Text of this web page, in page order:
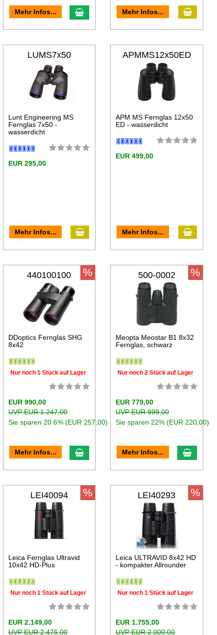
Mehr Infos... Mehr Infos...
LUMS7x50
Lunt Engineering MS
Fernglas 7x50 -
wasserdicht
EUR 295,00
Mehr Infos...
APMMS12x50ED
APM MS Fernglas 12x50
ED - wasserdicht
EUR 499,00
Mehr Infos...
440100100
DDoptics Fernglas SHG
8x42
Nur noch 1 Stück auf Lager
EUR 990,00
UVP EUR 1.247,00
Sie sparen 20.6% (EUR 257,00)
Mehr Infos...
% 500-0002
Meopta Meostar B1 8x32
Fernglas, schwarz
Nur noch 2 Stück auf Lager
EUR 779,00
UVP EUR 999,00
Sie sparen 22% (EUR 220,00)
Mehr Infos...
%
LEI40094
Leica Fernglas Ultravid
10x42 HD-Plus
Nur noch 1 Stück auf Lager
EUR 2.149,00
UVP EUR 2.475,00
% LEI40293
Leica ULTRAVID 8x42 HD
- kompakter Allrounder
Nur noch 1 Stück auf Lager
EUR 1.755,00
UVP EUR 2.000,00
%